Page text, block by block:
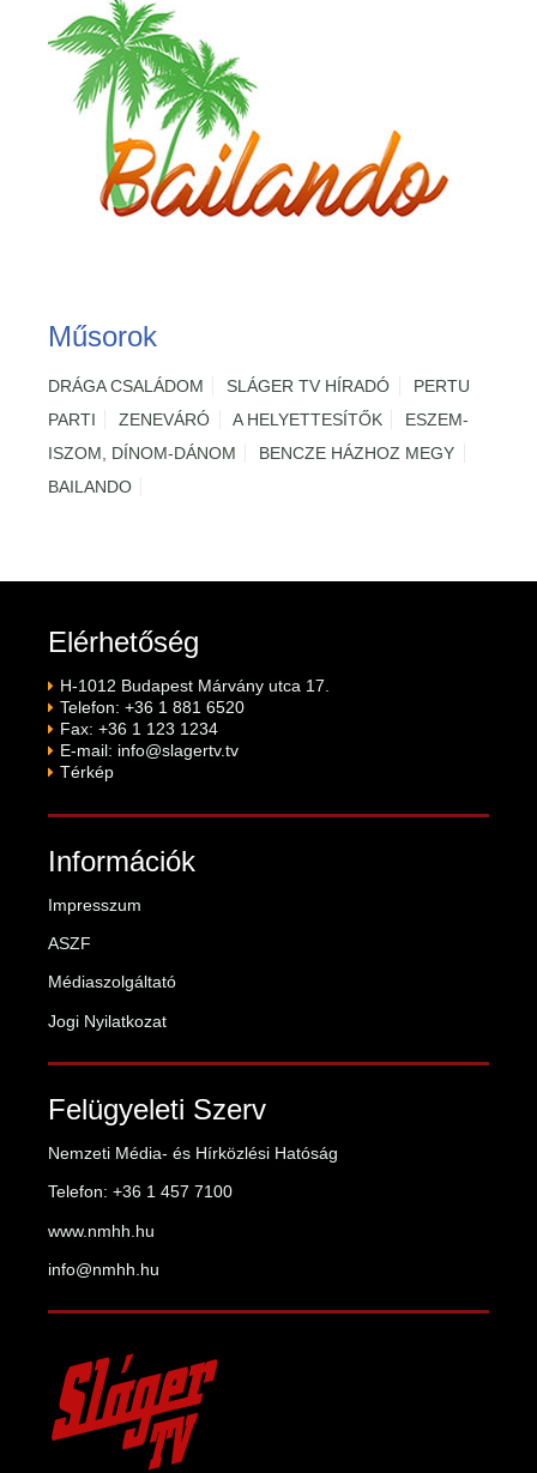
Műsorok
DRÁGA CSALÁDOM SLÁGER TV HÍRADÓ
PERTU
PARTI
ZENEVÁRÓ A HELYETTESÍTŐK
ESZEM-
ISZOM, DÍNOM-DÁNOM
BENCZE HÁZHOZ MEGY
BAILANDO
Elérhetőség
H-1012 Budapest Márvány utca 17.
Telefon: +36 1 881 6520
Fax: +36 1 123 1234
E-mail: info@slagertv.tv
Térkép
Információk
Impresszum
ASZF
Médiaszolgáltató
Jogi Nyilatkozat
Felügyeleti Szerv
Nemzeti Média- és Hírközlési Hatóság
Telefon: +36 1 457 7100
www.nmhh.hu
info@nmhh.hu